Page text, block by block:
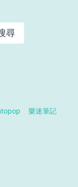
尋
樂迷筆記